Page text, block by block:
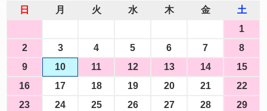
日
月 火 水 木 金
土
1
2
3 4 5 6 7
8
9
10 11 12 13 14
15
16
17 18 19 20 21
22
23
24 25 26 27 28
29